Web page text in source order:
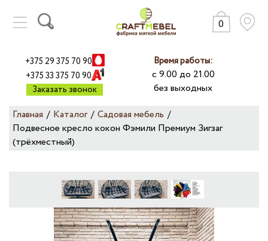
ГАРАНТИИ
ПРАЙС-ЛИСТ
ДОСТАВКА
РАССРОЧКА
О КОМПАНИИ
ДИЛЕРАМ
МЕБЕЛЬ ОПТОМ
НАША ПРОДУКЦИЯ:
0
+375 29 375 70 90
+375 33 375 70 90
Заказать звонок
Время работы:
с 9.00 до 21.00
без выходных
Главная / Каталог / Садовая мебель /
Подвесное кресло кокон Фэмили Премиум Зигзаг
(трёхместный)